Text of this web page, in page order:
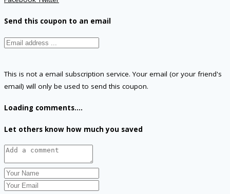
Send this coupon to an email
This is not a email subscription service. Your email (or your friend's
email) will only be used to send this coupon.
Loading comments....
Let others know how much you saved